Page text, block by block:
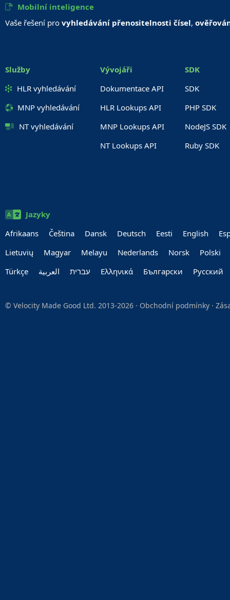
Mobilní inteligence
Vaše řešení pro vyhledávání přenositelnosti čísel,
Služby
HLR vyhledávání
MNP vyhledávání
NT vyhledávání
Vývojáři
Dokumentace API
HLR Lookups API
MNP Lookups API
NT Lookups API
SDK
SDK
PHP SDK
NodeJS SDK
Ruby SDK
Jazyky
Afrikaans
Čeština Dansk Deutsch Eesti English
Lietuvių
Magyar Melayu Nederlands Norsk
Polski
Türkçe
العربية‏ עברית‏ Ελληνικά Български Руccкий
© Velocity Made Good Ltd. 2013-2026 · Obchodní podmínky ·